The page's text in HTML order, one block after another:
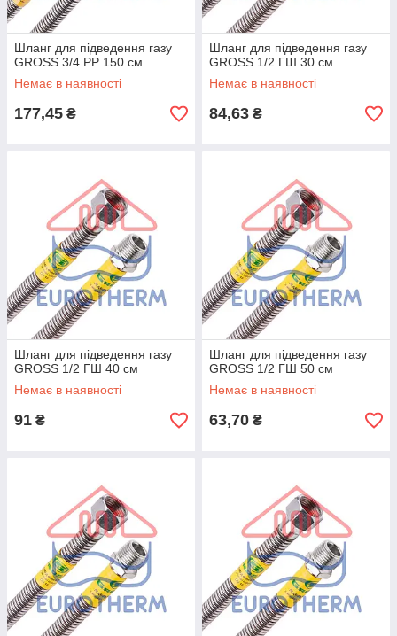
Шланг для підведення газу
GROSS 3/4 РР 150 см
Немає в наявності
177,45 ₴
Шланг для підведення газу
GROSS 1/2 ГШ 30 см
Немає в наявності
84,63 ₴
Шланг для підведення газу
GROSS 1/2 ГШ 40 см
Немає в наявності
91 ₴
Шланг для підведення газу
GROSS 1/2 ГШ 50 см
Немає в наявності
63,70 ₴